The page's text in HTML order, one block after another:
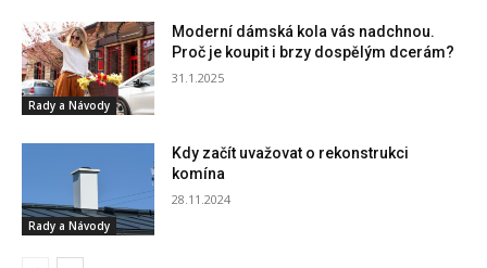
Rady a Návody
Moderní dámská kola vás nadchnou.
Proč je koupit i brzy dospělým dcerám?
31.1.2025
Rady a Návody
Kdy začít uvažovat o rekonstrukci
komína
28.11.2024